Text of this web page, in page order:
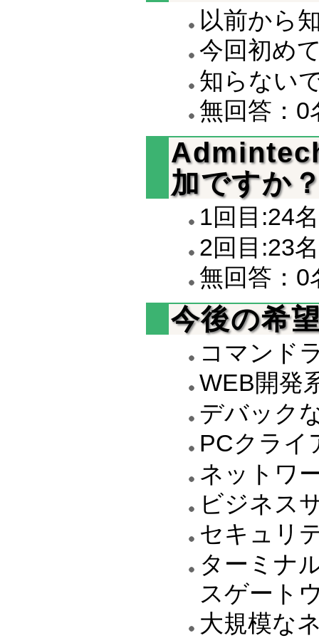
以前から
今回初め
知らない
無回答：0
加ですか
1回目:24名
2回目:23名
無回答：0
今後の希
コマンド
WEB開発
デバック
PCクライ
ネットワ
ビジネス
セキュリ
ターミナ
スゲート
大規模な